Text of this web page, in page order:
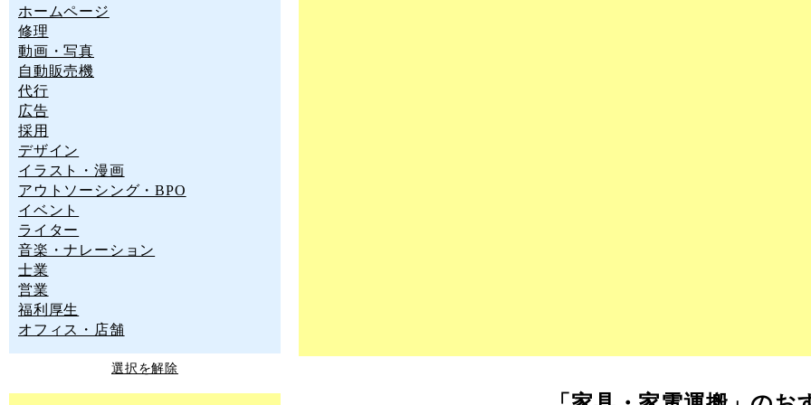
ホームページ
修理
動画・写真
自動販売機
代行
広告
採用
デザイン
イラスト・漫画
アウトソーシング・BPO
イベント
ライター
音楽・ナレーション
士業
営業
福利厚生
オフィス・店舗
選択を解除